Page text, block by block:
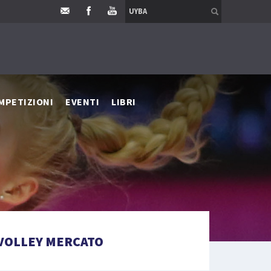
EVENTI LIBRI
MERCATO